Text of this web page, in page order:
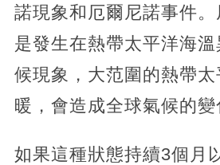
諾現象和厄爾尼諾事件。
是發生在熱帶太平洋海
候現象，大范圍的熱帶
暖，會造成全球氣候的變
如果這種狀態持續3個月